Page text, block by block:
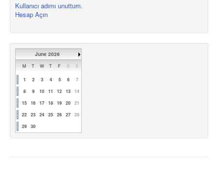
Kullanıcı adımı unuttum.
Hesap Açın
June 2026
M T W T F S S
1 2 3 4 5 6
7
8
9 10 11 12 13
14
15
16 17 18 19 20
21
22
23 24 25 26 27
28
29
30